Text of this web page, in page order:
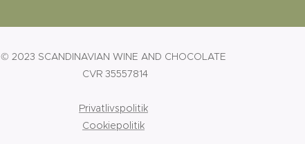
© 2023 SCANDINAVIAN WINE AND CHOCOLATE
CVR 35557814
Privatlivspolitik
Cookiepolitik